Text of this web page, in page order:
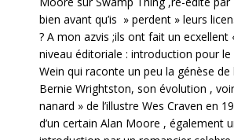
bien avant qu’is » perdent » leurs
? A mon azvis ;ils ont fait un ecxellent
niveau éditoriale : introduction pour le
Wein qui raconte un peu la génèse
Bernie Wrightston, son évolution ,
nanard » de l’illustre Wes Craven en
d’un certain Alan Moore , également